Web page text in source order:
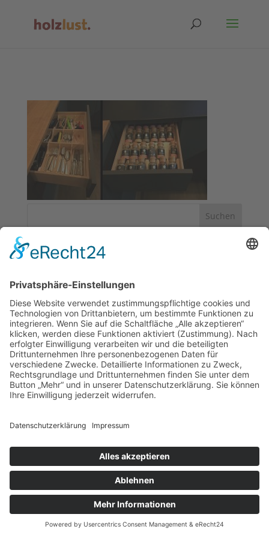
Neueste Kommentare
Archiv
Kategorien
Keine Kategorien
Impressum
Datenschutz
© 2023 - holzlust. Schweich